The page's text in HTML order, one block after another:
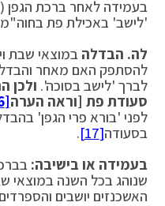
בעמידה לאחר ברכת הגפן
'לישב' באכילת פת
לה. הבדלה במוצאי שבת
להסתפק האם מאחר
לברך 'לישב בסוכה'. ולכן
סעודת פת [וראה הערה[16]
לפני 'בורא פרי הגפן'
בסעודה[17]
.
בעמידה או בישיבה:
שנוהג בכל השנה במוצאי
האשכנזים יושבים